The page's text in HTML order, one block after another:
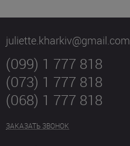
juliette.kharkiv@gmail.com
(099) 1 777 818
(073) 1 777 818
(068) 1 777 818
ЗАКАЗАТЬ ЗВОНОК